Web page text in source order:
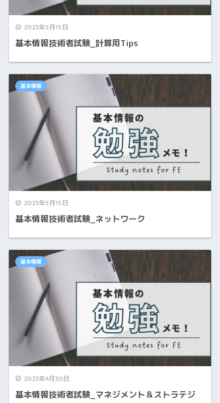
2023年5月15日
基本情報技術者試験_計算用Tips
2023年5月15日
基本情報技術者試験_ネットワーク
基本情報
2023年4月30日
基本情報技術者試験_マネジメント＆ストラテジ
基本情報